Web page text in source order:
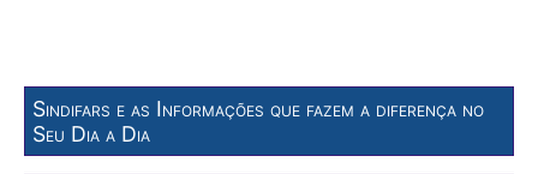
Sindifars e as Informações que fazem a diferença no
Seu Dia a Dia